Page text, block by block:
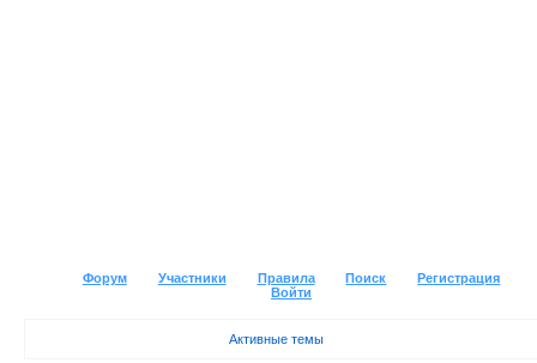
Форум Участники Правила Поиск
Регистрация
Войти
Активные темы